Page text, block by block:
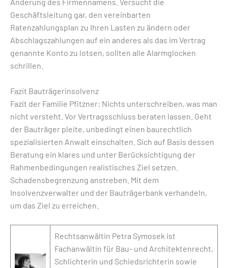
Geschäftsleitung gar, den vereinbarten
Ratenzahlungsplan zu Ihren Lasten zu ändern oder
Abschlagszahlungen auf ein anderes als das im Vertrag
genannte Konto zu lotsen, sollten alle Alarmglocken
schrillen.
Fazit Bauträgerinsolvenz
Fazit der Familie Pfitzner: Nichts unterschreiben, was man
nicht versteht. Vor Vertragsschluss beraten lassen. Geht
der Bauträger pleite, unbedingt einen baurechtlich
spezialisierten Anwalt einschalten. Sich auf Basis dessen
Beratung ein klares und unter Berücksichtigung der
Rahmenbedingungen realistisches Ziel setzen.
Schadensbegrenzung anstreben. Mit dem
Insolvenzverwalter und der Bauträgerbank verhandeln,
um das Ziel zu erreichen.
Rechtsanwältin Petra Symosek ist
Fachanwältin für Bau- und Architektenrecht,
Schlichterin und Schiedsrichterin sowie